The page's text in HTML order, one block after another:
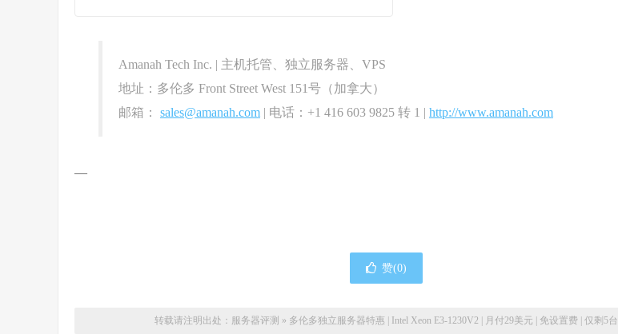
Amanah Tech Inc. | 主机托管、独立服务器、VPS
地址：多伦多 Front Street West 151号（加拿大）
邮箱： sales@amanah.com | 电话：+1 416 603 9825 转 1 | http://www.amanah.com
—
赞(0)
转载请注明出处： 服务器评测 » 多伦多独立服务器特惠 | Intel Xeon E3-1230V2 | 月付29美元 | 免设置费 | 仅剩5台